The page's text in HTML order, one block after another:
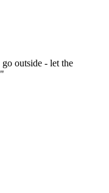
outside - let the